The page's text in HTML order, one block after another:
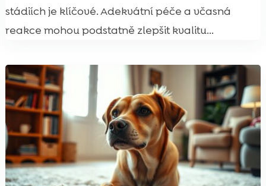
stádiích je klíčové. Adekvátní péče a včasná
reakce mohou podstatně zlepšit kvalitu...